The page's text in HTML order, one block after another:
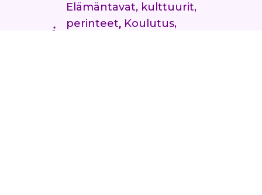
Elämäntavat, kulttuurit,
perinteet, Koulutus,